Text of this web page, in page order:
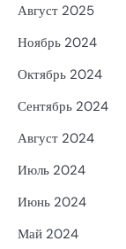
Август 2025
Ноябрь 2024
Октябрь 2024
Сентябрь 2024
Август 2024
Июль 2024
Июнь 2024
Май 2024